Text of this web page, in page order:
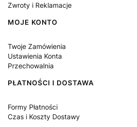
Zwroty i Reklamacje
MOJE KONTO
Twoje Zamówienia
Ustawienia Konta
Przechowalnia
PŁATNOŚCI I DOSTAWA
Formy Płatności
Czas i Koszty Dostawy